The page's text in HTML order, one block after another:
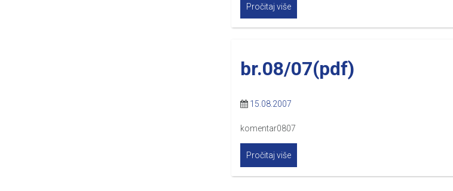
Pročitaj više
br.08/07(pdf)
15.08.2007
komentar0807
Pročitaj više